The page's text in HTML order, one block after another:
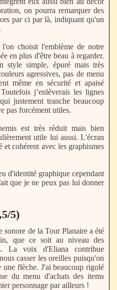
on pourra remarquer des
par ci par là, indiquant qu'un
choisit l'emblème de notre
en plus d'être beau à regarder.
simple, épuré mais très
agressives, pas de menu
même en sécurité et apaisé
j’enlèverais les lignes
justement tranche beaucoup
pas forcément utiles.
est très réduit mais bien
utile lui aussi. L'écran
cohérent avec les graphismes
d'identité graphique cependant
que je ne peux pas lui donner
5)
sonore de la Tour Planaire a été
que ce soit au niveau des
La voix d'Eliana contribue
casser les oreilles puisqu'on
une flèche. J'ai beaucoup rigolé
du menu d'achats des items
personnage par ailleurs !